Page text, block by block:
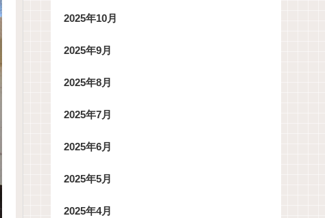
2025年10月
2025年9月
2025年8月
2025年7月
2025年6月
2025年5月
2025年4月